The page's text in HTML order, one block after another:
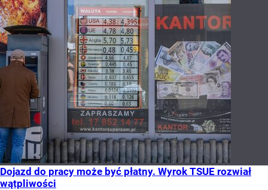
Dojazd do pracy może być płatny. Wyrok TSUE rozwiał
wątpliwości